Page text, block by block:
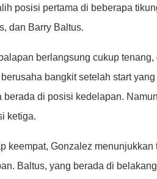
posisi pertama di beberapa
dan Barry Baltus.
berlangsung cukup
bangkit setelah start
berada di posisi kedelapan.
ketiga.
keempat, Gonzalez
Baltus, yang berada di